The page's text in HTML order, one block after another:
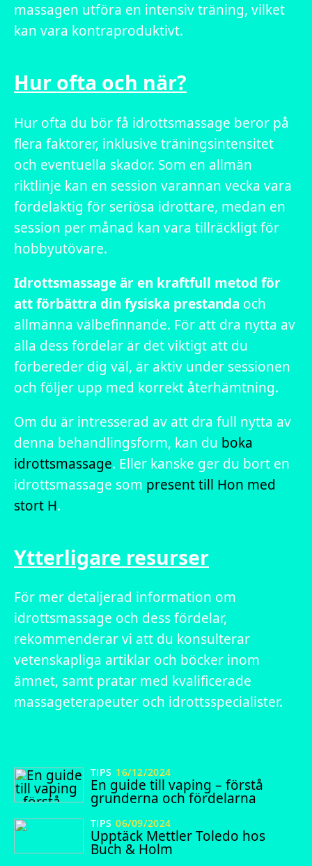
massagen utföra en intensiv träning, vilket
kan vara kontraproduktivt.
Hur ofta och när?
Hur ofta du bör få idrottsmassage beror på
flera faktorer, inklusive träningsintensitet
och eventuella skador. Som en allmän
riktlinje kan en session varannan vecka vara
fördelaktig för seriösa idrottare, medan en
session per månad kan vara tillräckligt för
hobbyutövare.
Idrottsmassage är en kraftfull metod för
att förbättra din fysiska prestanda och
allmänna välbefinnande. För att dra nytta av
alla dess fördelar är det viktigt att du
förbereder dig väl, är aktiv under sessionen
och följer upp med korrekt återhämtning.
Om du är intresserad av att dra full nytta av
denna behandlingsform, kan du boka
idrottsmassage. Eller kanske ger du bort en
idrottsmassage som present till Hon med
stort H.
Ytterligare resurser
För mer detaljerad information om
idrottsmassage och dess fördelar,
rekommenderar vi att du konsulterar
vetenskapliga artiklar och böcker inom
ämnet, samt pratar med kvalificerade
massageterapeuter och idrottsspecialister.
TIPS 16/12/2024
En guide till vaping – förstå
grunderna och fördelarna
TIPS 06/09/2024
Upptäck Mettler Toledo hos
Buch & Holm